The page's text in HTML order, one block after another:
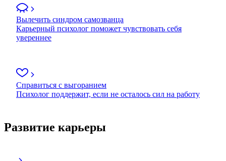
Вылечить синдром самозванца
Карьерный психолог поможет чувствовать себя
увереннее
Справиться с выгоранием
Психолог поддержит, если не осталось сил на работу
Развитие карьеры